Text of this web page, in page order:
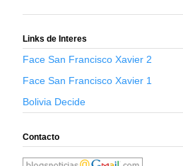
Links de Interes
Face San Francisco Xavier 2
Face San Francisco Xavier 1
Bolivia Decide
Contacto